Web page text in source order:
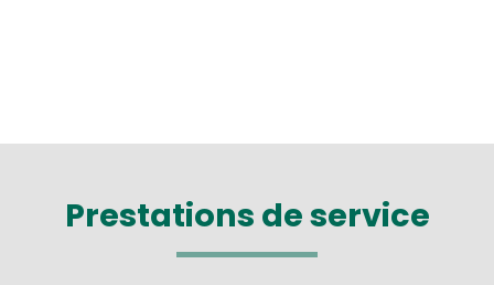
Prestations de service